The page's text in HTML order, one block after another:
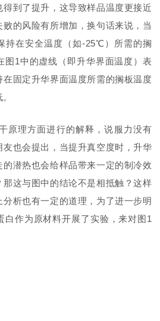
到了提升，这导致样品温度更接近
的风险有所增加，换句话来说，当
持在安全温度（如-25℃）所需的搁
图1中的虚线（即升华界面温度）表
固定升华界面温度所需的搁板温度
原理方面进行的解释，说服力没有
也会提出，当提升真空度时，升华
潜热也会给样品带来一定的制冷效
这与图中的结论不是相抵触？这样
析也有一定的道理，为了进一步明
白作为原材料开展了实验，来对图1